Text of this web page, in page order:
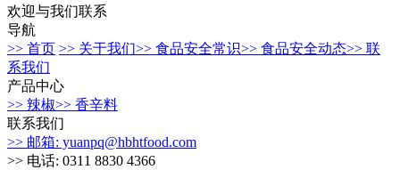
欢迎与我们联系
导航
>> 首页 >> 关于我们>> 食品安全常识>> 食品安全动态>> 联
系我们
产品中心
>> 辣椒>> 香辛料
联系我们
>> 邮箱: yuanpq@hbhtfood.com
>> 电话: 0311 8830 4366